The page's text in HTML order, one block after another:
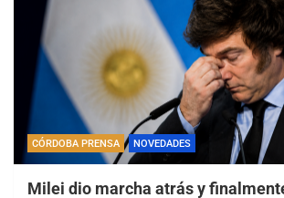
CÓRDOBA PRENSA NOVEDADES
Milei dio marcha atrás y